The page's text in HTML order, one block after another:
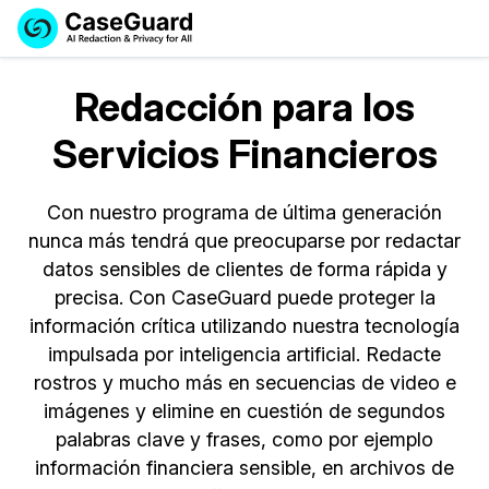
Licencia de CaseGuard Studio
Soluciones
Redacción de documentos
Redacción de audio
Redacción en Bulto
Redacción de imágenes
Transcripción y Traducción
Cuerpos Policiales
Transportación
La Atención Médica
Educación
El Gobierno
Precios
Recursos
Preguntas Frecuentes
Artículos
Casos Practicos
Eventos
Demo
English
Español
Redacción para los
Servicios Financieros
Con nuestro programa de última generación
nunca más tendrá que preocuparse por redactar
datos sensibles de clientes de forma rápida y
precisa. Con CaseGuard puede proteger la
información crítica utilizando nuestra tecnología
impulsada por inteligencia artificial. Redacte
rostros y mucho más en secuencias de video e
imágenes y elimine en cuestión de segundos
palabras clave y frases, como por ejemplo
información financiera sensible, en archivos de